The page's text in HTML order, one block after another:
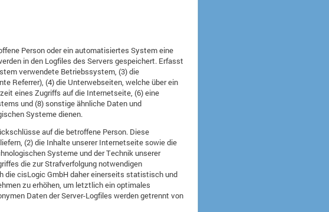
Person oder ein automatisiertes System eine
in den Logfiles des Servers gespeichert. Erfasst
verwendete Betriebssystem, (3) die
Referrer), (4) die Unterwebseiten, welche über ein
eines Zugriffs auf die Internetseite, (6) eine
und (8) sonstige ähnliche Daten und
Systeme dienen.
auf die betroffene Person. Diese
(2) die Inhalte unserer Internetseite sowie die
Systeme und der Technik unserer
die zur Strafverfolgung notwendigen
die cisLogic GmbH daher einerseits statistisch und
zu erhöhen, um letztlich ein optimales
Daten der Server-Logfiles werden getrennt von